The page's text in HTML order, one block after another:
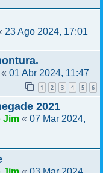
23 Ago 2024, 17:01
« 01 Abr 2024, 11:47
1 2 3 4 5 6
2021
Jim « 07 Mar 2024,